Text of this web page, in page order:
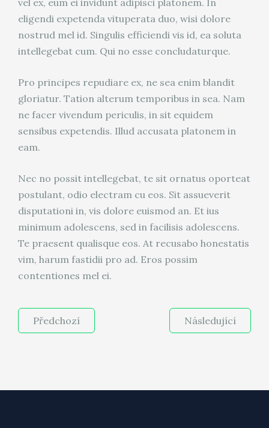
vel ex, eum ei invidunt adipisci platonem. In
eligendi expetenda vituperata duo, wisi dolore
nostrud mel id. Singulis efficiendi vis id, ea soluta
intellegebat cum. Qui no esse concludaturque.
Pro principes repudiare ex, ne sea enim blandit
gloriatur. Tation alterum temporibus in sea. Nam
ne facer vivendum periculis, in sit equidem
sensibus expetendis. Illud accusata platonem in
eam.
Nec no possit intellegebat, te sit ornatus oporteat
postulant, odio electram cu eos. Sit assueverit
disputationi in, vis dolore euismod an. Et ius
minimum adolescens, sed in facilisis adolescens.
Te praesent qualisque eos. At recusabo honestatis
vim, harum fastidii pro ad. Eros possim
contentiones mel ei.
Předchozí Následující